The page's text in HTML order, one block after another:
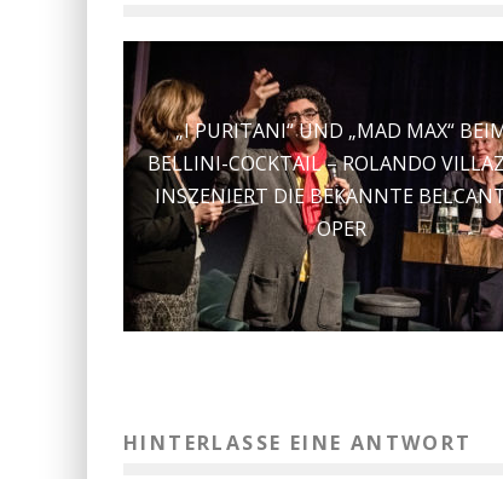
„I PURITANI“ UND „MAD MAX“
BELLINI-COCKTAIL – ROLANDO
INSZENIERT DIE BEKANNTE
OPER
HINTERLASSE EINE ANTWORT